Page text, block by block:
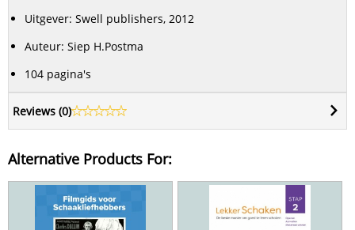
Uitgever: Swell publishers, 2012
Auteur: Siep H.Postma
104 pagina's
Reviews (0)
Alternative Products For: